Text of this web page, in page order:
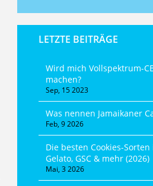
LETZTE BEITRÄGE
Wird mich Vollspektrum-
machen?
Sep, 15 2023
Was nennen Jamaikaner
Feb, 9 2026
Die besten Cookies-Sorten
Gelato, GSC & mehr (2026)
Mai, 3 2026